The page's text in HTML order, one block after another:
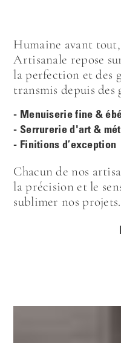
Humaine avant
Artisanale repose
la perfection et des
transmis depuis des
- Menuiserie fine &
- Serrurerie d'art &
- Finitions d’exception
Chacun de nos
la précision et le
sublimer nos projets.